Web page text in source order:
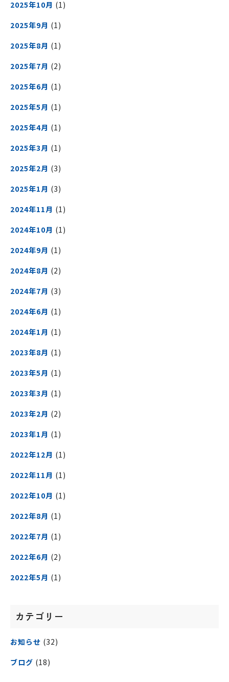
2025年10月 (1)
2025年9月 (1)
2025年8月 (1)
2025年7月 (2)
2025年6月 (1)
2025年5月 (1)
2025年4月 (1)
2025年3月 (1)
2025年2月 (3)
2025年1月 (3)
2024年11月 (1)
2024年10月 (1)
2024年9月 (1)
2024年8月 (2)
2024年7月 (3)
2024年6月 (1)
2024年1月 (1)
2023年8月 (1)
2023年5月 (1)
2023年3月 (1)
2023年2月 (2)
2023年1月 (1)
2022年12月 (1)
2022年11月 (1)
2022年10月 (1)
2022年8月 (1)
2022年7月 (1)
2022年6月 (2)
2022年5月 (1)
カテゴリー
お知らせ (32)
ブログ (18)